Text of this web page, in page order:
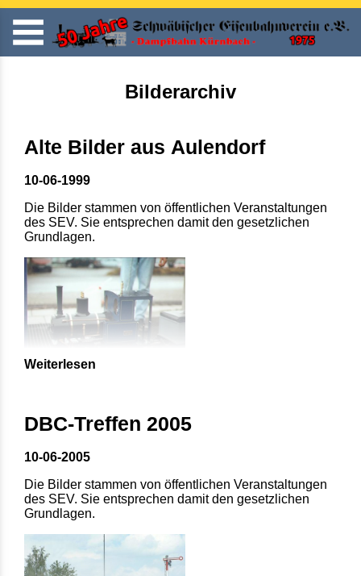
Bilderarchiv
Alte Bilder aus Aulendorf
10-06-1999
Die Bilder stammen von öffentlichen Veranstaltungen
des SEV. Sie entsprechen damit den gesetzlichen
Grundlagen.
Weiterlesen
DBC-Treffen 2005
10-06-2005
Die Bilder stammen von öffentlichen Veranstaltungen
des SEV. Sie entsprechen damit den gesetzlichen
Grundlagen.